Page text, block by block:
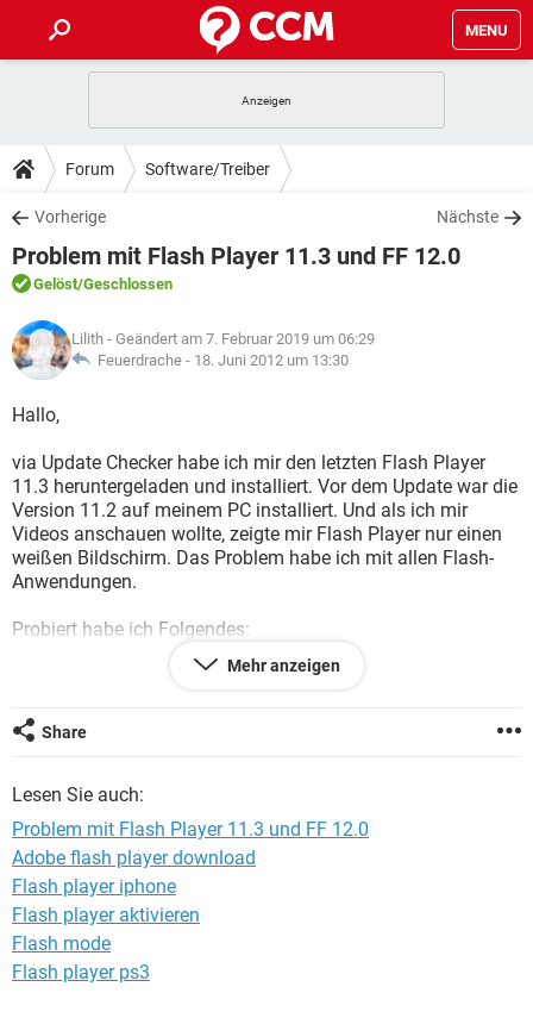
MENU
ANDROID IOS
WINDOWS 10
WHATSAPP TIKTOK
FACEBOOK
TIPPS & TRICKS
SPIELE
WINDOWS 10
WHATSAPP
FACEBOOK HARDWARE
DOWNLOADS
SPIELE STREAMING
ANDROID
WINDOWS 10 INSTAGRAM
WHATSAPP
FACEBOOK
FORUM
SPIELE
ANDROID IOS
FACEBOOK HARDWARE
LEXIKON
SPIELE
ANDROID
WINDOWS 10 INSTAGRAM
WHATSAPP TIKTOK
FACEBOOK HARDWARE
Forum Software/Treiber
Vorherige Nächste
Problem mit Flash Player 11.3 und FF 12.0
Gelöst/Geschlossen
Lilith - Geändert am 7. Februar 2019 um 06:29
Feuerdrache - 18. Juni 2012 um 13:30
Hallo,
via Update Checker habe ich mir den letzten Flash Player
11.3 heruntergeladen und installiert. Vor dem Update war die
Version 11.2 auf meinem PC installiert. Und als ich mir
Videos anschauen wollte, zeigte mir Flash Player nur einen
weißen Bildschirm. Das Problem habe ich mit allen Flash-
Anwendungen.
Probiert habe ich Folgendes:
Shockwave + Flash Player deinstalliert/Installiert
Shockwave + Flash Player deaktiviert/aktiviert
Wie kann ich das Problem beheben?
- Mozilla Firefox letzte Version
Danke
Mehr anzeigen
Share
Lesen Sie auch:
Problem mit Flash Player 11.3 und FF 12.0
Adobe flash player download
Flash player iphone
Flash player aktivieren
Flash mode
Flash player ps3